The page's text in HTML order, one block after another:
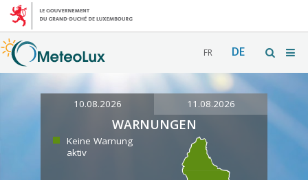
FR DE
10.08.2026 11.08.2026
WARNUNGEN
Keine Warnung
aktiv